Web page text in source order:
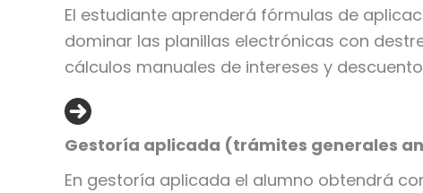
El estudiante aprenderá fórmulas de
dominar las planillas electrónicas con
cálculos manuales de intereses y
Gestoría aplicada (trámites generales
En gestoría aplicada el alumno obtendrá